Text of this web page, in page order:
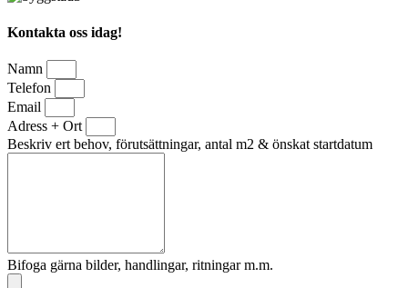
Kontakta oss idag!
Namn
Telefon
Email
Adress + Ort
Beskriv ert behov, förutsättningar, antal m2 & önskat startdatum
Bifoga gärna bilder, handlingar, ritningar m.m.